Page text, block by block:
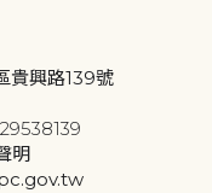
貴興路139號
明